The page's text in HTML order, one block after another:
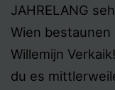
JAHRELANG
Wien
Willemijn
du es